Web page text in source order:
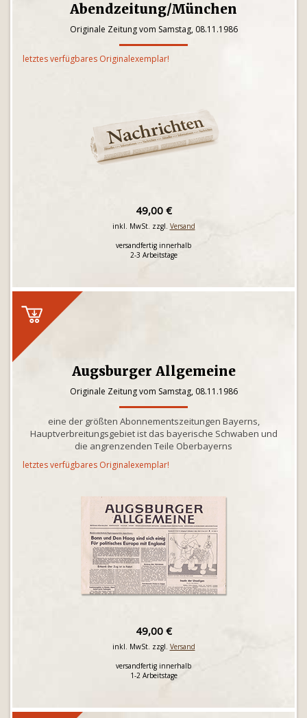
Abendzeitung/München
Originale Zeitung vom Samstag, 08.11.1986
letztes verfügbares Originalexemplar!
49,00 €
inkl. MwSt. zzgl. Versand
versandfertig innerhalb
2-3 Arbeitstage
Augsburger Allgemeine
Originale Zeitung vom Samstag, 08.11.1986
eine der größten Abonnementszeitungen Bayerns,
Hauptverbreitungsgebiet ist das bayerische Schwaben und
die angrenzenden Teile Oberbayerns
letztes verfügbares Originalexemplar!
49,00 €
inkl. MwSt. zzgl. Versand
versandfertig innerhalb
1-2 Arbeitstage